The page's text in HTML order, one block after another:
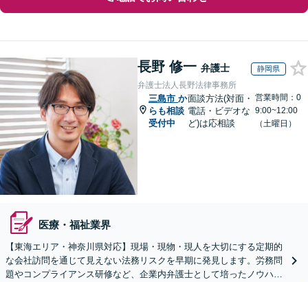
長野 修一 弁護士 静岡県
弁護士法人長野法律事務所
三島市 か
らも相談
受付中
面談方法(対面・
電話・ビデオな
ど)は応相談
営業時間：0
9:00~12:00
（土曜日）
医療・福祉業界
【東海エリア・神奈川県対応】現場・現物・現人を大切にする定期的
な会社訪問を通じて見えない法務リスクを早期に発見します。労務問
題やコンプライアンス研修など、企業内弁護士として培ったノウハウ